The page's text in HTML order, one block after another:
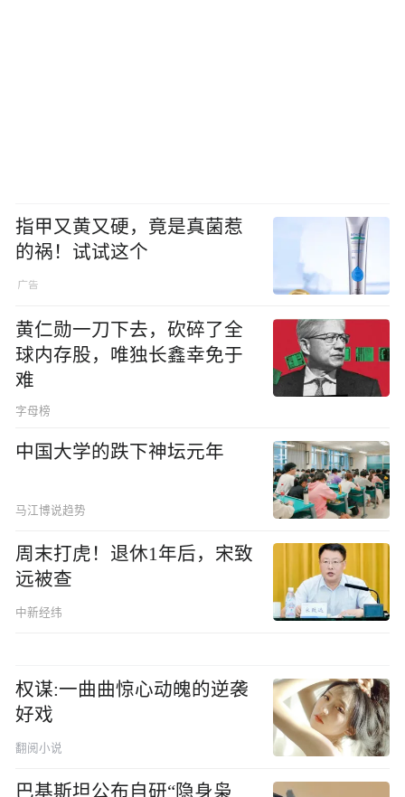
指甲又黄又硬，竟是真菌惹
的祸！试试这个
黄仁勋一刀下去，砍碎了全
球内存股，唯独长鑫幸免于
难
字母榜
中国大学的跌下神坛元年
马江博说趋势
周末打虎！退休1年后，宋致
远被查
中新经纬
权谋:一曲曲惊心动魄的逆袭
好戏
翻阅小说
巴基斯坦公布自研“隐身枭